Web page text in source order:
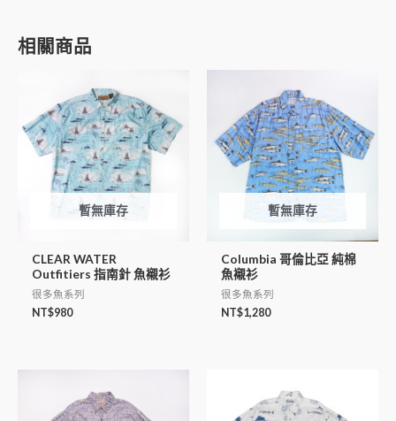
相關商品
暫無庫存
CLEAR WATER
Outfitiers 指南針 魚襯衫
很多魚系列
NT$980
暫無庫存
Columbia 哥倫比亞 純棉
魚襯衫
很多魚系列
NT$1,280